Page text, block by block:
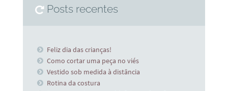
Posts recentes
Feliz dia das crianças!
Como cortar uma peça no viés
Vestido sob medida à distância
Rotina da costura